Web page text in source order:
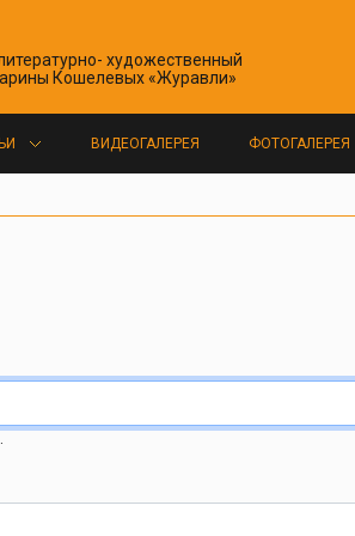
художественный
Кошелевых «Журавли»
ВИДЕОГАЛЕРЕЯ ФОТОГАЛЕРЕЯ